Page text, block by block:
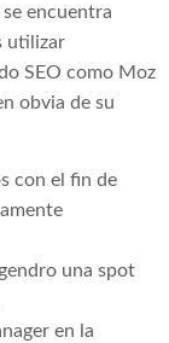
encuentra
utilizar
SEO como Moz
obvia de su
con el fin de
una spot
en la